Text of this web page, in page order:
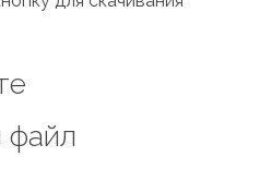
файл